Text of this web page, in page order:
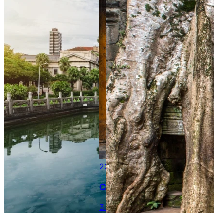
22 DECEMBRIE – 4 IANUARIE
Crăciun și Revelion în
3.090 €